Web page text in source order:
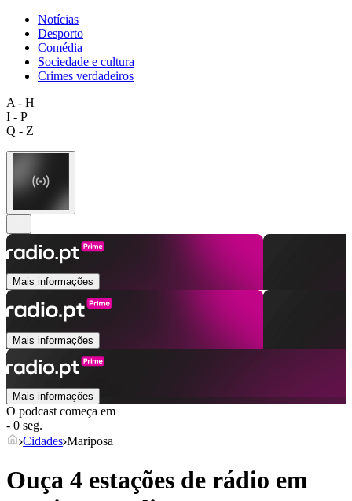
Notícias
Desporto
Comédia
Sociedade e cultura
Crimes verdadeiros
A - H
I - P
Q - Z
Mais informações
Mais informações
Mais informações
O podcast começa em
- 0 seg.
Cidades Mariposa
Ouça 4 estações de rádio em